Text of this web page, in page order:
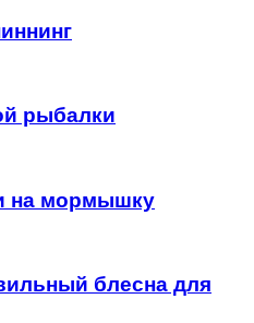
рыбалки
на мормышку
блесна для